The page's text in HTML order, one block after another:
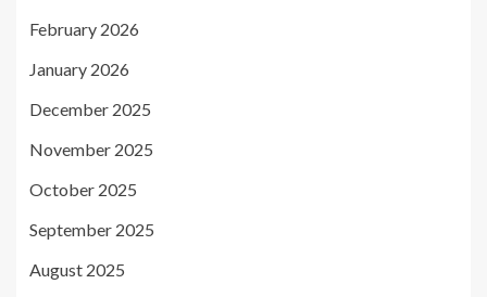
February 2026
January 2026
December 2025
November 2025
October 2025
September 2025
August 2025